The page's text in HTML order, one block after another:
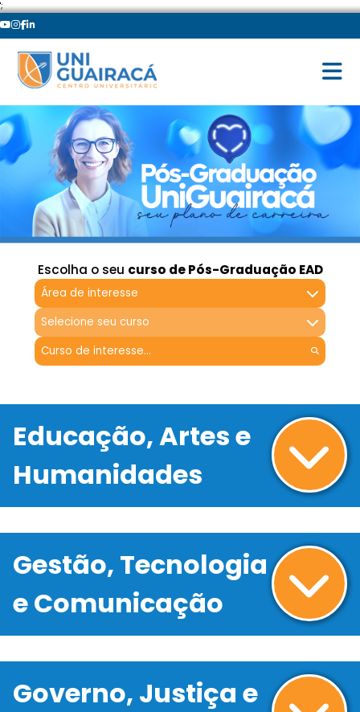
';
Escolha o seu curso de Pós-Graduação EAD
Área de interesse
Selecione seu curso
Educação, Artes e
Humanidades
Gestão, Tecnologia
e Comunicação
Governo, Justiça e